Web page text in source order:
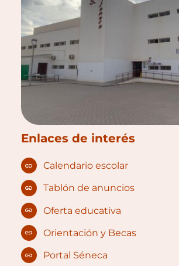
Enlaces de interés
Calendario escolar
Tablón de anuncios
Oferta educativa
Orientación y Becas
Portal Séneca